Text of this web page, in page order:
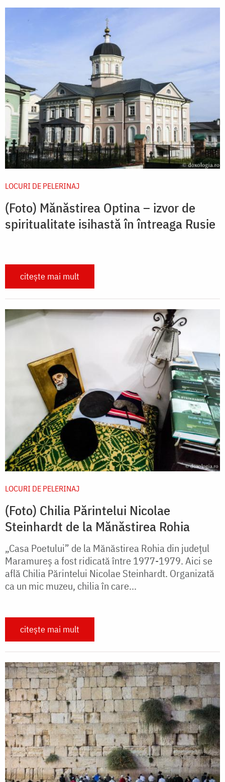
LOCURI DE PELERINAJ
(Foto) Mănăstirea Optina – izvor de
spiritualitate isihastă în întreaga Rusie
citește mai mult
LOCURI DE PELERINAJ
(Foto) Chilia Părintelui Nicolae
Steinhardt de la Mănăstirea Rohia
„Casa Poetului” de la Mănăstirea Rohia din județul
Maramureș a fost ridicată între 1977-1979. Aici se
află Chilia Părintelui Nicolae Steinhardt. Organizată
ca un mic muzeu, chilia în care...
citește mai mult